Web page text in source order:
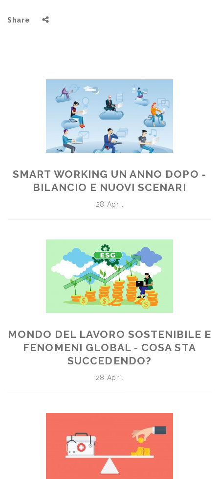
Share
SMART WORKING UN ANNO DOPO -
BILANCIO E NUOVI SCENARI
28 April
MONDO DEL LAVORO SOSTENIBILE E
FENOMENI GLOBAL - COSA STA
SUCCEDENDO?
28 April